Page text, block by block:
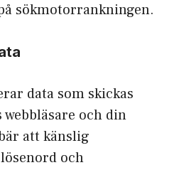
sökmotorrankningen.
data som skickas
och din
att känslig
och